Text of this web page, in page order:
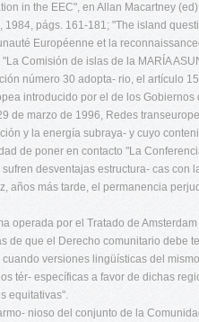
in the EEC", en Allan Macartney
págs. 161-181; "The island
Européenne et la
Comisión de islas de la MARÍA
número 30 adopta- rio, el artículo
introducido por el de los
de marzo de 1996, Redes
y la energía subraya- y cuyo
de poner en contacto "La
desventajas estructura- cas
años más tarde, el permanencia
operada por el Tratado de
de que el Derecho comunitario debe
versiones lingüísticas del
tér- específicas a favor de dichas
equitativas".
nioso del conjunto de la